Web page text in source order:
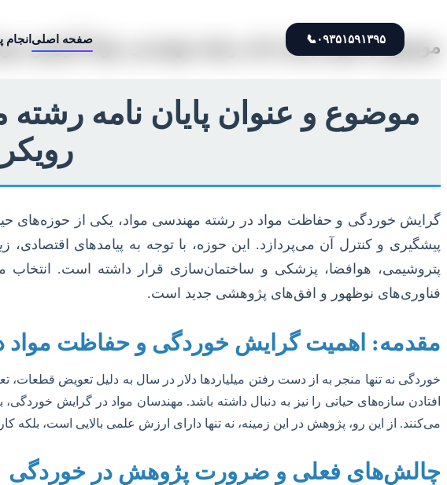
۰۹۳۵۱۵۹۱۳۹۵📞 صفحه اصلی انجامموضوع و عنوان پایان نامه رشته مهندسی مواد گرایش
موضوع و عنوان پایان نامه
گرایش خوردگی و حفاظت مواد در رشته مهندسی مواد، یکی از حوزه‌های
پیشگیری و کنترل آن می‌پردازد. این حوزه، با توجه به پیامدهای
پتروشیمی، هوافضا، پزشکی و ساختمان‌سازی قرار داشته است.
فناوری‌های نوظهور و افق‌های پژوهشی جدید است.
مقدمه: اهمیت گرایش خوردگی و حفاظت مواد
خوردگی نه تنها منجر به از دست رفتن میلیاردها دلار در سال به دلیل تعویض
افتادن سازه‌های حیاتی را نیز به دنبال داشته باشد. مهندسان مواد در گرایش
می‌کنند. از این رو، پژوهش در این زمینه، نه تنها دارای ارزش علمی بالایی است، بلکه
چالش‌های فعلی و ضرورت پژوهش در خوردگی